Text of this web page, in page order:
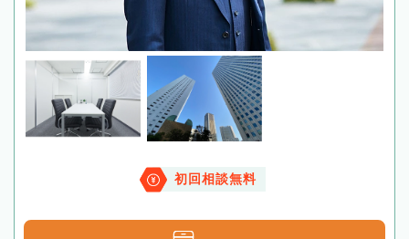
初回相談無料